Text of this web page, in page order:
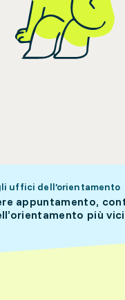
uffici dell’orientamento
appuntamento,
più